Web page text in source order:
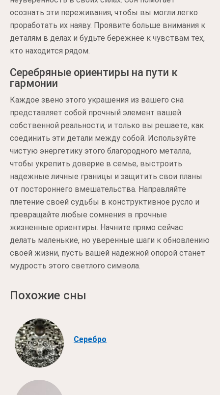
осознать эти переживания, чтобы вы могли легко
проработать их наяву. Проявите больше внимания к
деталям в делах и будьте бережнее к чувствам тех,
кто находится рядом.
Серебряные ориентиры на пути к
гармонии
Каждое звено этого украшения из вашего сна
представляет собой прочный элемент вашей
собственной реальности, и только вы решаете, как
соединить эти детали между собой. Используйте
чистую энергетику этого благородного металла,
чтобы укрепить доверие в семье, выстроить
надежные личные границы и защитить свои планы
от постороннего вмешательства. Направляйте
плетение своей судьбы в конструктивное русло и
превращайте любые сомнения в прочные
жизненные ориентиры. Начните прямо сейчас
делать маленькие, но уверенные шаги к обновлению
своей жизни, пусть вашей надежной опорой станет
мудрость этого светлого символа.
Похожие сны
Серебро